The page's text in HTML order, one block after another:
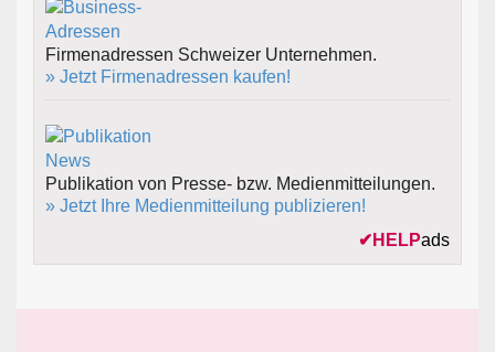
Firmenadressen Schweizer Unternehmen.
» Jetzt Firmenadressen kaufen!
Publikation von Presse- bzw. Medienmitteilungen.
» Jetzt Ihre Medienmitteilung publizieren!
✔ HELPads